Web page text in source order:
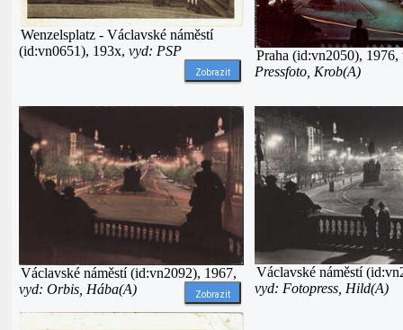
Wenzelsplatz - Václavské náměstí
(id:vn0651), 193x, vyd: PSP
Zobrazit
Praha (id:vn2050), 1976,
Pressfoto, Krob(A)
Václavské náměstí (id:vn2092), 1967,
vyd: Orbis, Hába(A)
Zobrazit
Václavské náměstí
vyd: Fotopress, Hild(A)